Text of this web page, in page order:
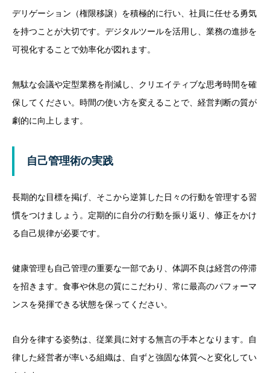
デリゲーション（権限移譲）を積極的に行い、社員に任せる勇気
を持つことが大切です。デジタルツールを活用し、業務の進捗を
可視化することで効率化が図れます。
無駄な会議や定型業務を削減し、クリエイティブな思考時間を確
保してください。時間の使い方を変えることで、経営判断の質が
劇的に向上します。
自己管理術の実践
長期的な目標を掲げ、そこから逆算した日々の行動を管理する習
慣をつけましょう。定期的に自分の行動を振り返り、修正をかけ
る自己規律が必要です。
健康管理も自己管理の重要な一部であり、体調不良は経営の停滞
を招きます。食事や休息の質にこだわり、常に最高のパフォーマ
ンスを発揮できる状態を保ってください。
自分を律する姿勢は、従業員に対する無言の手本となります。自
律した経営者が率いる組織は、自ずと強固な体質へと変化してい